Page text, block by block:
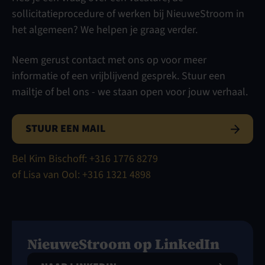
EERSTE GESPREK
sollicitatieprocedure of werken bij NieuweStroom in
het algemeen? We helpen je graag verder.
Neem gerust contact met ons op voor meer
informatie of een vrijblijvend gesprek. Stuur een
mailtje of bel ons - we staan open voor jouw verhaal.
STUUR EEN MAIL
Bel Kim Bischoff: +316 1776 8279
of Lisa van Ool: +316 1321 4898
NieuweStroomop LinkedIn